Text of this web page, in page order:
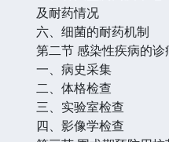
及耐药情况
六、细菌的耐药机制
第二节 感染性疾病的
一、病史采集
二、体格检查
三、实验室检查
四、影像学检查